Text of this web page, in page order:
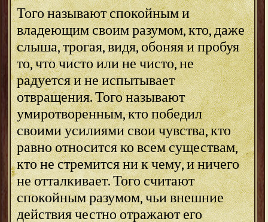
Того называют спокойным и
владеющим своим разумом, кто, даже
слыша, трогая, видя, обоняя и пробуя
то, что чисто или не чисто, не
радуется и не испытывает
отвращения. Того называют
умиротворенным, кто победил
своими усилиями свои чувства, кто
равно относится ко всем существам,
кто не стремится ни к чему, и ничего
не отталкивает. Того считают
спокойным разумом, чьи внешние
действия честно отражают его